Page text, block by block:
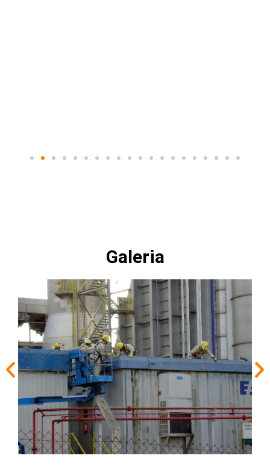
Galeria